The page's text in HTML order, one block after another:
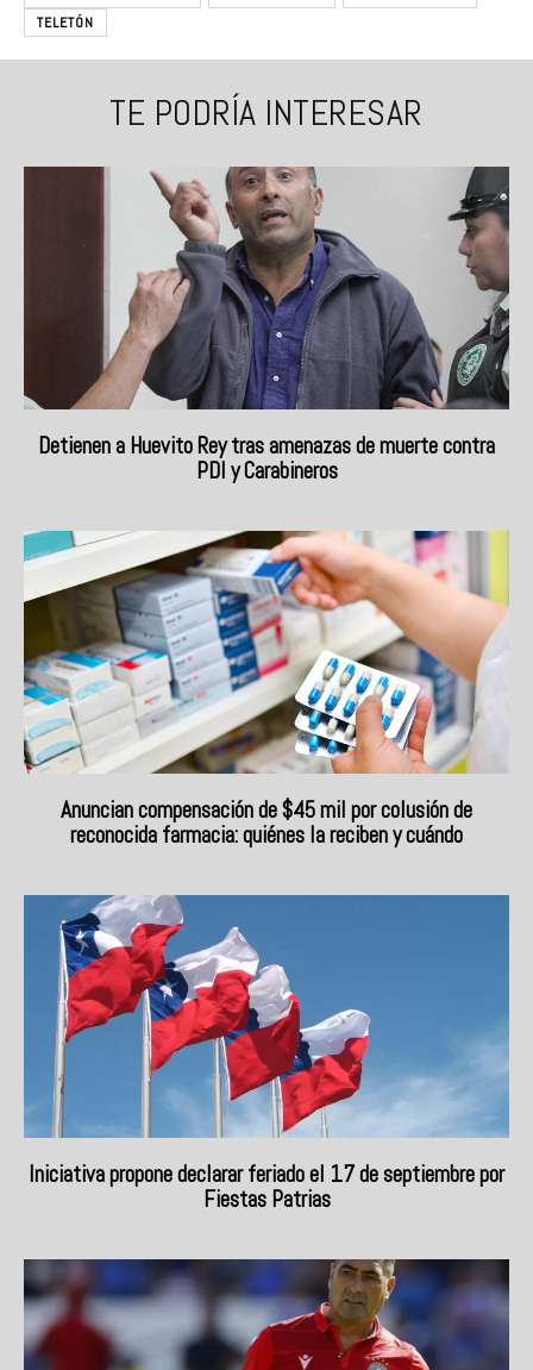
TELETÓN
TE PODRÍA INTERESAR
Detienen a Huevito Rey tras amenazas de muerte contra
PDI y Carabineros
Anuncian compensación de $45 mil por colusión de
reconocida farmacia: quiénes la reciben y cuándo
Iniciativa propone declarar feriado el 17 de septiembre por
Fiestas Patrias